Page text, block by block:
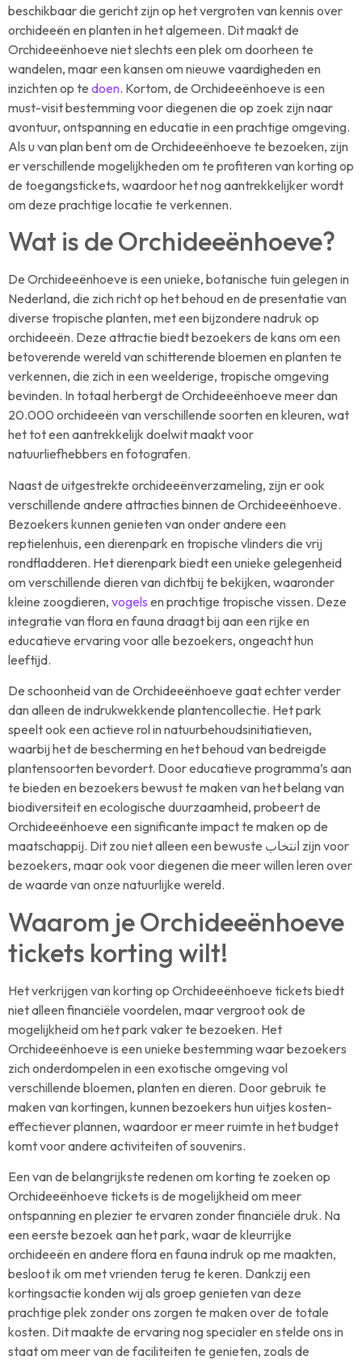
beschikbaar die gericht zijn op het vergroten van kennis over
orchideeën en planten in het algemeen. Dit maakt de
Orchideeënhoeve niet slechts een plek om doorheen te
wandelen, maar een kansen om nieuwe vaardigheden en
inzichten op te doen. Kortom, de Orchideeënhoeve is een
must-visit bestemming voor diegenen die op zoek zijn naar
avontuur, ontspanning en educatie in een prachtige omgeving.
Als u van plan bent om de Orchideeënhoeve te bezoeken, zijn
er verschillende mogelijkheden om te profiteren van korting op
de toegangstickets, waardoor het nog aantrekkelijker wordt
om deze prachtige locatie te verkennen.
Wat is de Orchideeënhoeve?
De Orchideeënhoeve is een unieke, botanische tuin gelegen in
Nederland, die zich richt op het behoud en de presentatie van
diverse tropische planten, met een bijzondere nadruk op
orchideeën. Deze attractie biedt bezoekers de kans om een
betoverende wereld van schitterende bloemen en planten te
verkennen, die zich in een weelderige, tropische omgeving
bevinden. In totaal herbergt de Orchideeënhoeve meer dan
20.000 orchideeën van verschillende soorten en kleuren, wat
het tot een aantrekkelijk doelwit maakt voor
natuurliefhebbers en fotografen.
Naast de uitgestrekte orchideeënverzameling, zijn er ook
verschillende andere attracties binnen de Orchideeënhoeve.
Bezoekers kunnen genieten van onder andere een
reptielenhuis, een dierenpark en tropische vlinders die vrij
rondfladderen. Het dierenpark biedt een unieke gelegenheid
om verschillende dieren van dichtbij te bekijken, waaronder
kleine zoogdieren, vogels en prachtige tropische vissen. Deze
integratie van flora en fauna draagt bij aan een rijke en
educatieve ervaring voor alle bezoekers, ongeacht hun
leeftijd.
De schoonheid van de Orchideeënhoeve gaat echter verder
dan alleen de indrukwekkende plantencollectie. Het park
speelt ook een actieve rol in natuurbehoudsinitiatieven,
waarbij het de bescherming en het behoud van bedreigde
plantensoorten bevordert. Door educatieve programma’s aan
te bieden en bezoekers bewust te maken van het belang van
biodiversiteit en ecologische duurzaamheid, probeert de
Orchideeënhoeve een significante impact te maken op de
maatschappij. Dit zou niet alleen een bewuste انتخاب zijn voor
bezoekers, maar ook voor diegenen die meer willen leren over
de waarde van onze natuurlijke wereld.
Waarom je Orchideeënhoeve
tickets korting wilt!
Het verkrijgen van korting op Orchideeënhoeve tickets biedt
niet alleen financiële voordelen, maar vergroot ook de
mogelijkheid om het park vaker te bezoeken. Het
Orchideeënhoeve is een unieke bestemming waar bezoekers
zich onderdompelen in een exotische omgeving vol
verschillende bloemen, planten en dieren. Door gebruik te
maken van kortingen, kunnen bezoekers hun uitjes kosten-
effectiever plannen, waardoor er meer ruimte in het budget
komt voor andere activiteiten of souvenirs.
Een van de belangrijkste redenen om korting te zoeken op
Orchideeënhoeve tickets is de mogelijkheid om meer
ontspanning en plezier te ervaren zonder financiële druk. Na
een eerste bezoek aan het park, waar de kleurrijke
orchideeën en andere flora en fauna indruk op me maakten,
besloot ik om met vrienden terug te keren. Dankzij een
kortingsactie konden wij als groep genieten van deze
prachtige plek zonder ons zorgen te maken over de totale
kosten. Dit maakte de ervaring nog specialer en stelde ons in
staat om meer van de faciliteiten te genieten, zoals de